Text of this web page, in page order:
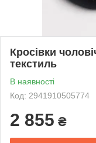
Кросівки
текстиль
В наявності
Код: 2941910505774
2 855 ₴